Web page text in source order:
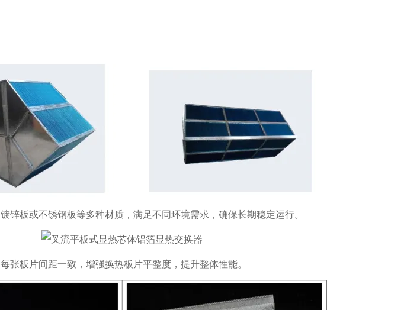
锌板或不锈钢板等多种材质，满足不同环境需求，确保长期稳定运行。
张板片间距一致，增强换热板片平整度，提升整体性能。